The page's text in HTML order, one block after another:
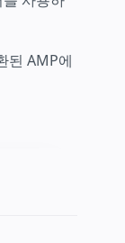
된 AMP에